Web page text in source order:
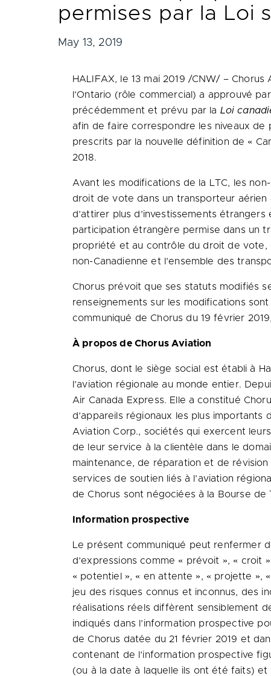
permises par la Loi
May 13, 2019
HALIFAX, le 13 mai 2019 /CNW/ –
l’Ontario (rôle commercial) a approuvé
précédemment et prévu par la Loi
afin de faire correspondre les niveaux
prescrits par la nouvelle définition de «
2018.
Avant les modifications de la LTC, les
droit de vote dans un transporteur aérien
d’attirer plus d’investissements
participation étrangère permise dans un
propriété et au contrôle du droit de vote,
non-Canadienne et l’ensemble des
Chorus prévoit que ses statuts modifiés
renseignements sur les modifications
communiqué de Chorus du 19 février
À propos de Chorus Aviation
Chorus, dont le siège social est établi à
l’aviation régionale au monde entier.
Air Canada Express. Elle a constitué
d’appareils régionaux les plus
Aviation Corp., sociétés qui exercent
de leur service à la clientèle dans le
maintenance, de réparation et de
services de soutien liés à l’aviation
de Chorus sont négociées à la Bourse de
Information prospective
Le présent communiqué peut renfermer
d’expressions comme « prévoit », « croit
« potentiel », « en attente », « projette »,
jeu des risques connus et inconnus, des
réalisations réels diffèrent sensiblement
indiqués dans l’information prospective
de Chorus datée du 21 février 2019 et
contenant de l’information prospective
(ou à la date à laquelle ils ont été faits)